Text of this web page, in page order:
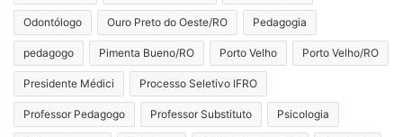
Odontólogo Ouro Preto do Oeste/RO Pedagogia
pedagogo Pimenta Bueno/RO Porto Velho Porto Velho/RO
Presidente Médici Processo Seletivo IFRO
Professor Pedagogo Professor Substituto Psicologia